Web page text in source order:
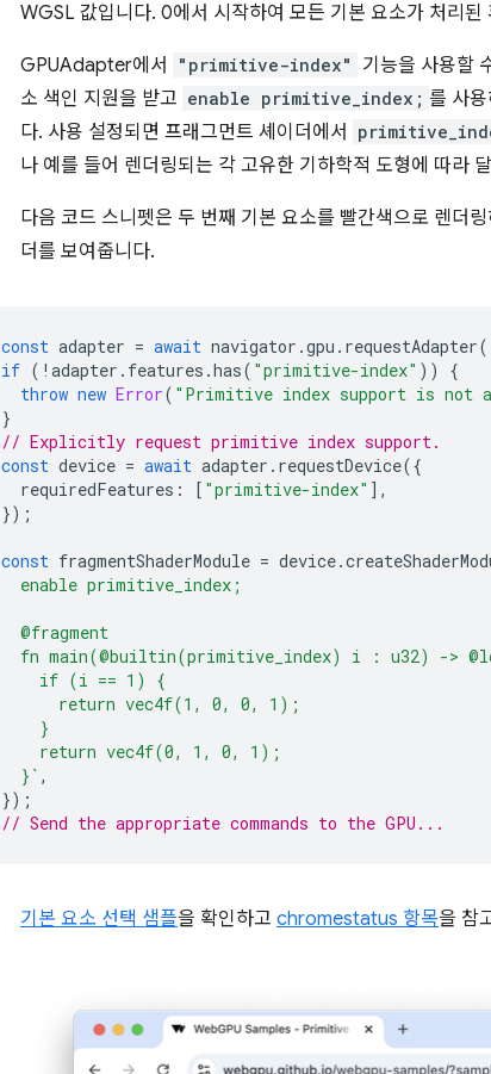
WGSL 값입니다. 0에서 시작하여 모든 기본 요소가 처리
GPUAdapter에서 "primitive-index"
기능을 사용할
소 색인 지원을 받고 enable primitive_index; 를 사
다. 사용 설정되면 프래그먼트 셰이더에서
나 예를 들어 렌더링되는 각 고유한 기하학적 도형에 따라
다음 코드 스니펫은 두 번째 기본 요소를 빨간색으로 렌더
더를 보여줍니다.
const adapter = await navigator .gpu . requestAdapter
if ( ! adapter . features .has( "primitive-index" ))
{
throw new Error( "Primitive index support is not
}
// Explicitly request primitive index support.
const device = await adapter . requestDevice({
requiredFeatures : [ "primitive-index" ],
});
const fragmentShaderModule = device.
  enable primitive_index;
  @fragment
fn main(@builtin(primitive_index) i : u32) ->
    if (i == 1) {
      return vec4f(1, 0, 0, 1);
    }
    return vec4f(0, 1, 0, 1);
  }`
,
});
// Send the appropriate commands to the GPU...
기본 요소 선택 샘플을 확인하고 chromestatus 항목을 참